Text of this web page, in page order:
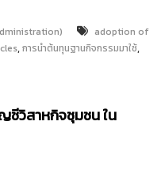
adoption of
,การนำต้นทุนฐานกิจกรรมมาใช้,
ชีวิสาหกิจชุมชน ใน